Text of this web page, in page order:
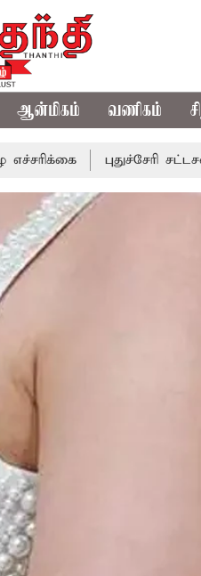
ஆன்மிகம் வணிகம்
புதுச்சேரி சட்டசபையில்